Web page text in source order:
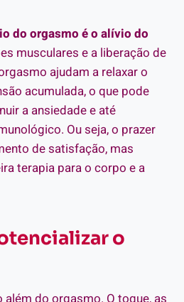
do orgasmo é o alívio do
musculares e a liberação de
ajudam a relaxar o
acumulada, o que pode
a ansiedade e até
Ou seja, o prazer
de satisfação, mas
terapia para o corpo e a
o